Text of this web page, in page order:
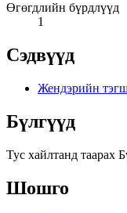
Өгөгдлийн бүрдлүүд
1
Сэдвүүд
Жендэрийн
Бүлгүүд
Тус хайлтанд таарах
Шошго